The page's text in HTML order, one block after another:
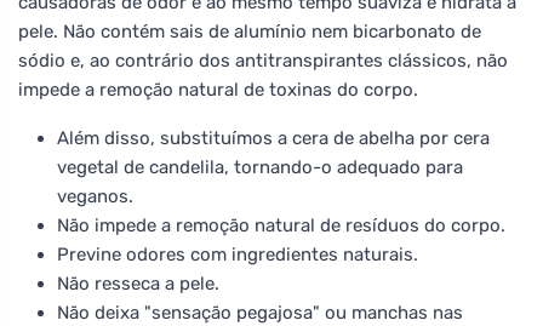
pele. Não contém sais de alumínio nem bicarbonato de
sódio e, ao contrário dos antitranspirantes clássicos, não
impede a remoção natural de toxinas do corpo.
Além disso, substituímos a cera de abelha por cera
vegetal de candelila, tornando-o adequado para
veganos.
Não impede a remoção natural de resíduos do corpo.
Previne odores com ingredientes naturais.
Não resseca a pele.
Não deixa "sensação pegajosa" ou manchas nas